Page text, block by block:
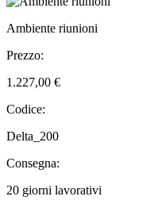
Ambiente riunioni
Prezzo:
1.227,00 €
Codice:
Delta_200
Consegna:
20 giorni lavorativi